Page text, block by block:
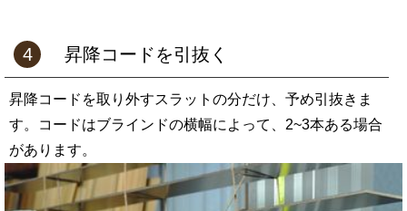
4 昇降コードを引抜く
昇降コードを取り外すスラットの分だけ、予め引抜きま
す。コードはブラインドの横幅によって、2~3本ある場合
があります。